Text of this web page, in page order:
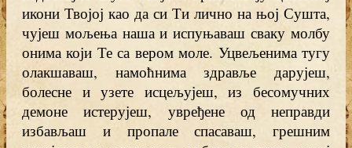
икони Твојој као да си Ти лично на њој Сушта,
чујеш мољења наша и испуњаваш сваку молбу
онима који Те са вером моле. Уцвељенима тугу
олакшаваш, намоћнима здравље дарујеш,
болесне и узете исцељујеш, из бесомучних
демоне истерујеш, увређене од неправди
избављаш и пропале спасаваш, грешним